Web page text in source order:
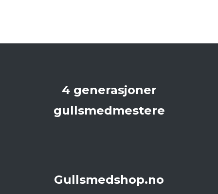
4 generasjoner
gullsmedmestere
Gullsmedshop.no